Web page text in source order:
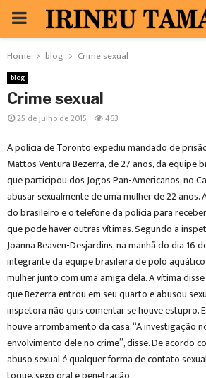
PRIMARY
MENU
Home blog Crime sexual
blog
Crime sexual
25 de julho de 2015 463
A polícia de Toronto expediu mandado de
Mattos Ventura Bezerra, de 27 anos, da equipe
que participou dos Jogos Pan-Americanos, no
abusar sexualmente de uma mulher de 22
do brasileiro e o telefone da polícia para
que pode haver outras vítimas. Segundo a
Joanna Beaven-Desjardins, na manhã do dia 16
integrante da equipe brasileira de polo
mulher junto com uma amiga dela. A vítima
que Bezerra entrou em seu quarto e abusou
inspetora não quis comentar se houve estupro.
houve arrombamento da casa. “A investigação
envolvimento dele no crime”, disse. De acordo
abuso sexual é qualquer forma de contato